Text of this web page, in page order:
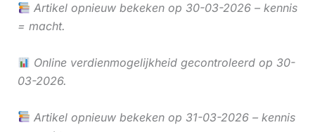
Artikel opnieuw bekeken op 30-03-2026 – kennis
= macht.
Online verdienmogelijkheid gecontroleerd op 30-
03-2026.
Artikel opnieuw bekeken op 31-03-2026 – kennis